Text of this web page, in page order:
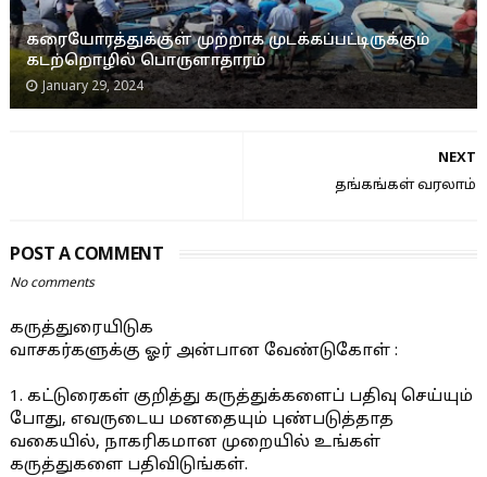
கரையோரத்துக்குள் முற்றாக முடக்கப்பட்டிருக்கும்
கடற்றொழில் பொருளாதாரம்
January 29, 2024
NEXT
தங்கங்கள் வரலாம்
POST A COMMENT
No comments
கருத்துரையிடுக
வாசகர்களுக்கு ஓர் அன்பான வேண்டுகோள் :
1. கட்டுரைகள் குறித்து கருத்துக்களைப் பதிவு செய்யும்
போது, எவருடைய மனதையும் புண்படுத்தாத
வகையில், நாகரிகமான முறையில் உங்கள்
கருத்துகளை பதிவிடுங்கள்.